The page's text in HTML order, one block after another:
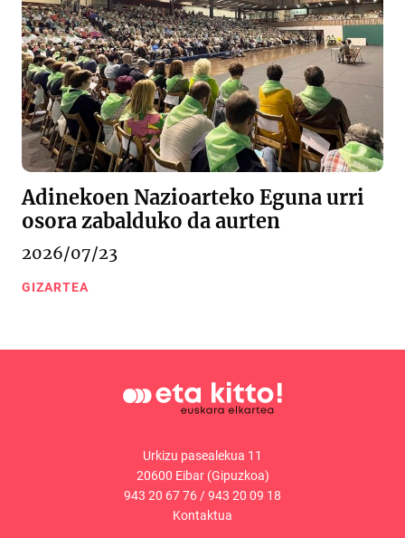
Adinekoen Nazioarteko Eguna urri
osora zabalduko da aurten
2026/07/23
GIZARTEA
Urkizu pasealekua 11
20600 Eibar (Gipuzkoa)
943 20 67 76/943 20 09 18
Kontaktua